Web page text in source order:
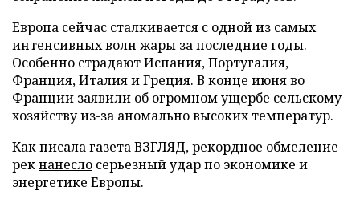
Европа сейчас сталкивается с одной из самых
интенсивных волн жары за последние годы.
Особенно страдают Испания, Португалия,
Франция, Италия и Греция. В конце июня во
Франции заявили об огромном ущербе сельскому
хозяйству из-за аномально высоких температур.
Как писала газета ВЗГЛЯД, рекордное обмеление
рекнанесло серьезный удар по экономике и
энергетике Европы.